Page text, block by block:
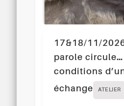
17&18/11/
parole circule…
conditions
échange
ATELIER